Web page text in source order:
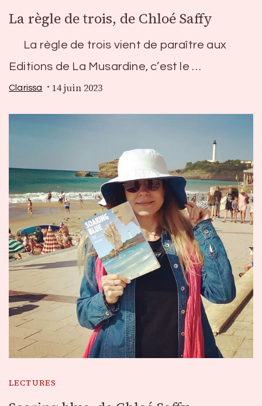
La règle de trois, de Chloé Saffy
La règle de trois vient de paraître aux
Editions de La Musardine, c’est le …
Clarissa 14 juin 2023
LECTURES